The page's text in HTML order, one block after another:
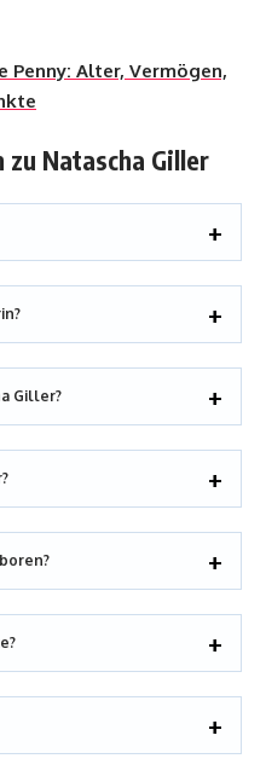
Penny: Alter, Vermögen,
Natascha Giller
Giller?